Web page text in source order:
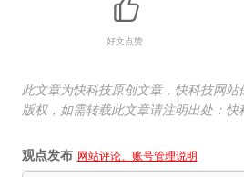
好文点赞
此文章为快科技原创文章，快科技网
版权，如需转载此文章请注明出处：快
观点发布 网站评论、账号管理说明